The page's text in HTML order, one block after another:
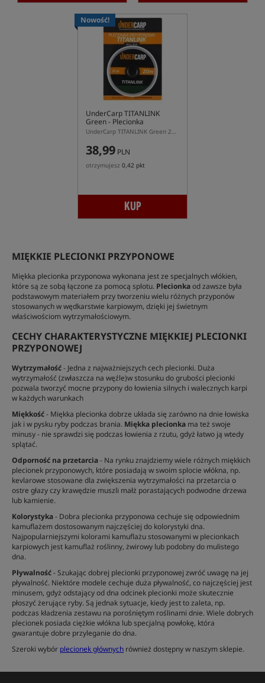
Nowość!
UnderCarp TITANLINK
Green- Plecionka
przyponowa
UnderCarp TITANLINK Green 20 m – tonąca plecionka przyponowa 25 lb / 35 lb
38,99 PLN
otrzymujesz 0,42 pkt
KUP
MIĘKKIE PLECIONKI PRZYPONOWE
Miękka plecionka przyponowa wykonana jest ze specjalnych włókien,
które są ze sobą łączone za pomocą splotu. Plecionkaod zawsze była
podstawowym materiałem przy tworzeniu wielu różnych przyponów
stosowanych w wędkarstwie karpiowym, dzięki jej świetnym
właściwościom wytrzymałościowym.
CECHY CHARAKTERYSTYCZNE MIĘKKIEJ PLECIONKI
PRZYPONOWEJ
Wytrzymałość- Jedna z najważniejszych cech plecionki. Duża
wytrzymałość (zwłaszcza na węźle)w stosunku do grubości plecionki
pozwala tworzyć mocne przypony do łowienia silnych i walecznych karpi
w każdych warunkach
Miękkość- Miękka plecionka dobrze układa się zarówno na dnie łowiska
jak i w pysku ryby podczas brania. Miękka plecionka ma też swoje
minusy - nie sprawdzi się podczas łowienia z rzutu, gdyż łatwo ją wtedy
splątać.
Odporność na przetarcia- Na rynku znajdziemy wiele różnych miękkich
plecionek przyponowych, które posiadają w swoim splocie włókna, np.
kevlarowe stosowane dla zwiększenia wytrzymałości na przetarcia o
ostre głazy czy krawędzie muszli małż porastających podwodne drzewa
lub kamienie.
Kolorystyka- Dobra plecionka przyponowa cechuje się odpowiednim
kamuflażem dostosowanym najczęściej do kolorystyki dna.
Najpopularniejszymi kolorami kamuflażu stosowanymi w plecionkach
karpiowych jest kamuflaż roślinny, żwirowy lub podobny do mulistego
dna.
Pływalność- Szukając dobrej plecionki przyponowej zwróć uwagę na jej
pływalność. Niektóre modele cechuje duża pływalność, co najczęściej jest
minusem, gdyż odstający od dna odcinek plecionki może skutecznie
płoszyć żerujące ryby. Są jednak sytuacje, kiedy jest to zaleta, np.
podczas kładzenia zestawu na porośniętym roślinami dnie. Wiele dobrych
plecionek posiada ciężkie włókna lub specjalną powłokę, która
gwarantuje dobre przyleganie do dna.
Szeroki wybór plecionek głównych również dostępny w naszym sklepie.